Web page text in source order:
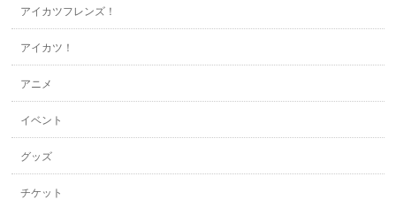
アイカツフレンズ！
アイカツ！
アニメ
イベント
グッズ
チケット